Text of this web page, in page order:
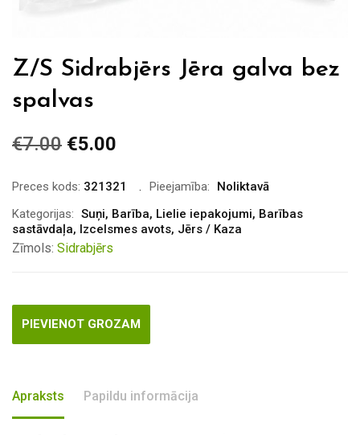
Z/S Sidrabjērs Jēra galva bez
spalvas
€7.00 Original
was:
€7.00.
€5.00
is:
€5.00.
Preces kods: 321321 Pieejamība:
Noliktavā
Kategorijas: Suņi, Barība, Lielie iepakojumi, Barības
sastāvdaļa, Izcelsmes avots, Jērs / Kaza
Zīmols: Sidrabjērs
PIEVIENOT GROZAM
Apraksts Papildu informācija